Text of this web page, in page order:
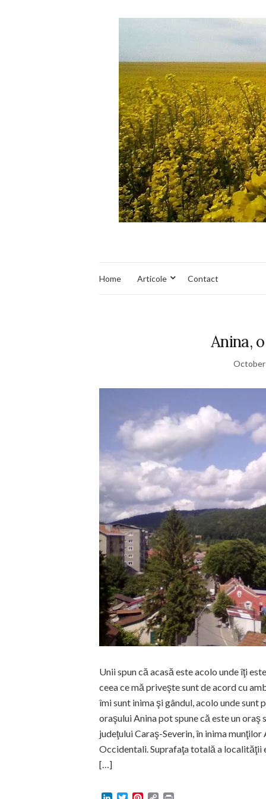
Home Articole Contact
Anina,
October
Unii spun că acasă este acolo unde îţi
ceea ce mă priveşte sunt de acord cu
îmi sunt inima şi gândul, acolo unde
oraşului Anina pot spune că este un
judeţului Caraş-Severin, în inima
Occidentali. Suprafaţa totală a localităţii
[…]